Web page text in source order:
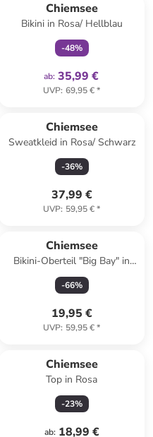
Chiemsee
Bikini in Rosa/ Hellblau
-48%
ab: 35,99 €
UVP: 69,95 €*
Chiemsee
Sweatkleid in Rosa/ Schwarz
-36%
37,99 €
UVP: 59,95 €*
Chiemsee
Bikini-Oberteil "Big Bay" in
Blau
-66%
19,95 €
UVP: 59,95 €*
Chiemsee
Top in Rosa
-23%
ab: 18,99 €